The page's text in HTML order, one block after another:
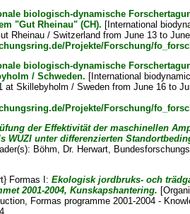
biologisch-dynamische
"Gut Rheinau" (CH). [International
Rheinau / Switzerland from June 13 to
Projekte/Forschung/
biologisch-dynamische
/ Schweden. [International
at Skillebyholm / Sweden from June 16 to
Projekte/Forschung/
der Effektivität der maschinellen
WUZI unter differenzierten
Böhm, Dr. Herwart,
Formas I:Ekologisk jordbruks- och
2001-2004, Kunskapshantering.
Formas programme 2001-2004 -